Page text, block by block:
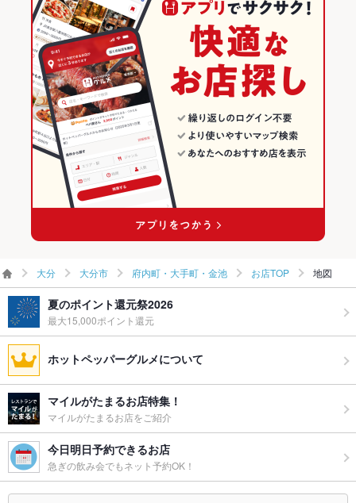
大分 大分市 府内町・大手町・金池 お店TOP 地図
夏のポイント還元祭2026
最大15,000ポイント還元
ホットペッパーグルメについて
マイルがたまるお店特集！
マイルがたまるお店をご紹介
今日明日予約できるお店
急ぎの飲み会でもネット予約OK！